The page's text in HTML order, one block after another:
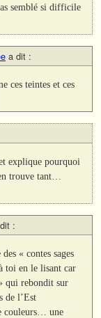
semblé si difficile
a dit :
ces teintes et ces
explique pourquoi
trouve tant…
:
« contes sages
toi en le lisant car
qui rebondit sur
de l’Est
couleurs… une